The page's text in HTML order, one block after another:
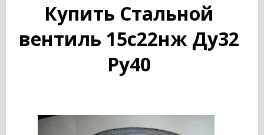
Купить Стальной
вентиль 15с22нж Ду32
Ру40